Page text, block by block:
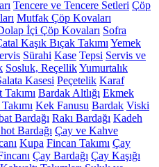
Tencere ve Tencere Setleri Çöp
Mutfak Çöp Kovaları
İçi Çöp Kovaları Sofra
Kaşık Bıçak Takımı Yemek
Sürahi Kase Tepsi Servis ve
Sosluk, ReçellikYumurtalık
Kasesi Peçetelik Karaf
Bardak Altlığı Ekmek
Kek Fanusu Bardak Viski
Bardağı Rakı Bardağı Kadeh
Bardağı Çay ve Kahve
Kupa Fincan Takımı Çay
Çay Bardağı Çay Kaşığı